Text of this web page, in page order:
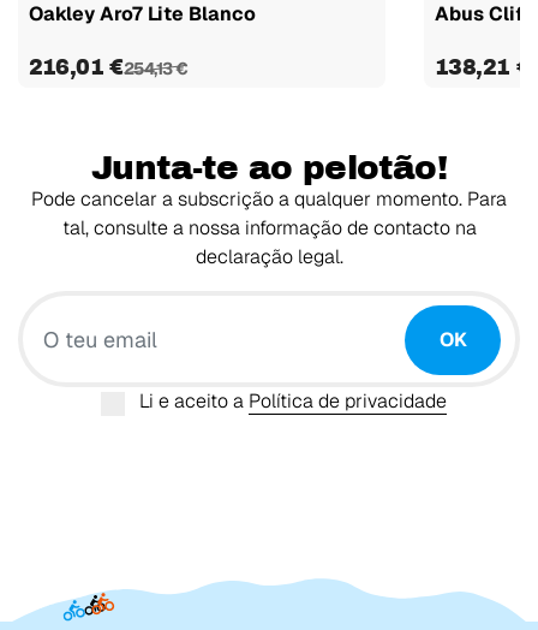
Oakley Aro7 Lite Blanco
216,01 €254,13 €
Abus
138,21 €
Junta-te ao pelotão!
Pode cancelar a subscrição a qualquer momento. Para
tal, consulte a nossa informação de contacto na
declaração legal.
OK
Li e aceito a Política de privacidade